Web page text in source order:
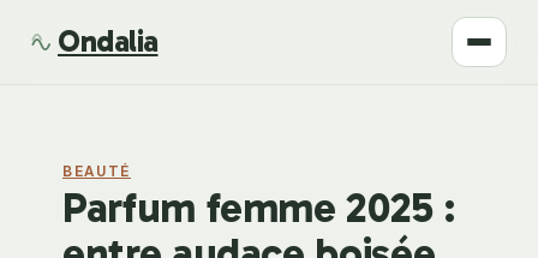
Ondalia
Beauté
BEAUTÉ
Parfum femme 2025 :